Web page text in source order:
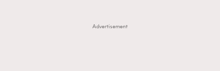
Advertisement